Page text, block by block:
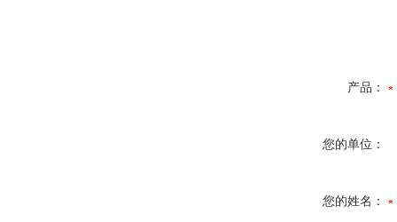
产品：
您的单位：
您的姓名：